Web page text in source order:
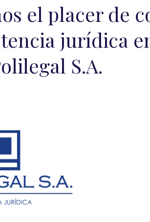
el placer de
jurídica
S.A.